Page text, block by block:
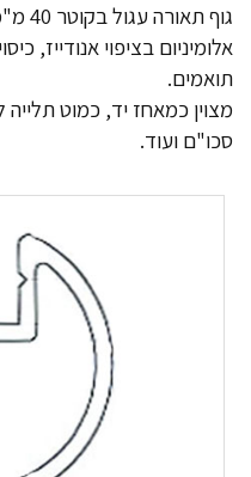
גוף
אלומיניום בציפוי אנודייז,
תואמים.
מצוין כמאחז יד, כמוט
סכו"ם ועוד.